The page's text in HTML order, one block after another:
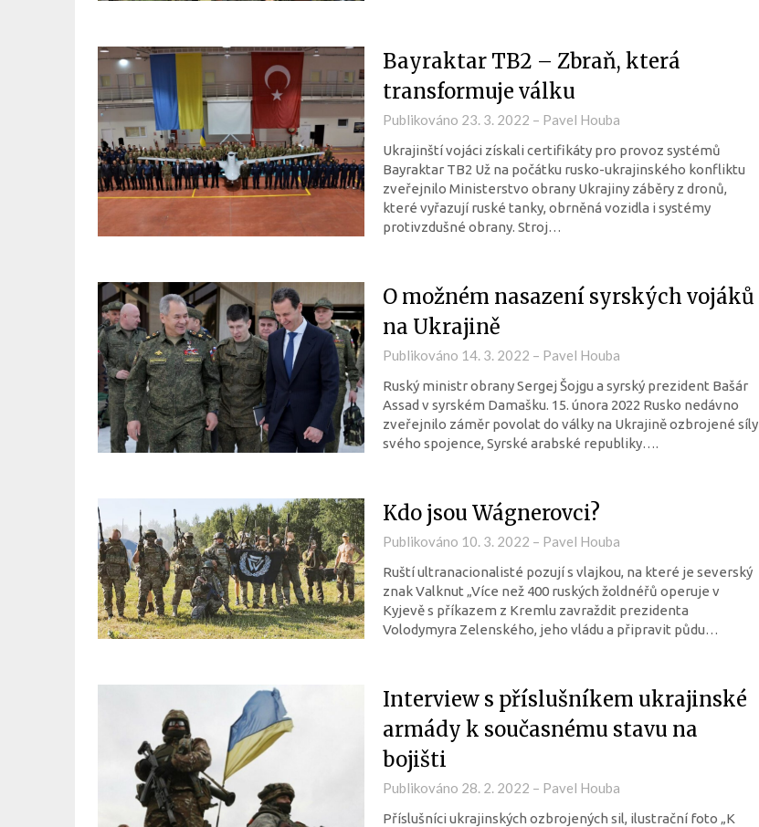
Bayraktar TB2 – Zbraň, která
transformuje válku
Publikováno 23. 3. 2022 – Pavel Houba
Ukrajinští vojáci získali certifikáty pro provoz systémů
Bayraktar TB2 Už na počátku rusko-ukrajinského konfliktu
zveřejnilo Ministerstvo obrany Ukrajiny záběry z dronů,
které vyřazují ruské tanky, obrněná vozidla i systémy
protivzdušné obrany. Stroj…
O možném nasazení syrských vojáků
na Ukrajině
Publikováno 14. 3. 2022 – Pavel Houba
Ruský ministr obrany Sergej Šojgu a syrský prezident Bašár
Assad v syrském Damašku. 15. února 2022 Rusko nedávno
zveřejnilo záměr povolat do války na Ukrajině ozbrojené síly
svého spojence, Syrské arabské republiky….
Kdo jsou Wágnerovci?
Publikováno 10. 3. 2022 – Pavel Houba
Ruští ultranacionalisté pozují s vlajkou, na které je severský
znak Valknut „Více než 400 ruských žoldnéřů operuje v
Kyjevě s příkazem z Kremlu zavraždit prezidenta
Volodymyra Zelenského, jeho vládu a připravit půdu…
Interview s příslušníkem ukrajinské
armády k současnému stavu na
bojišti
Publikováno 28. 2. 2022 – Pavel Houba
Příslušníci ukrajinských ozbrojených sil, ilustrační foto „K